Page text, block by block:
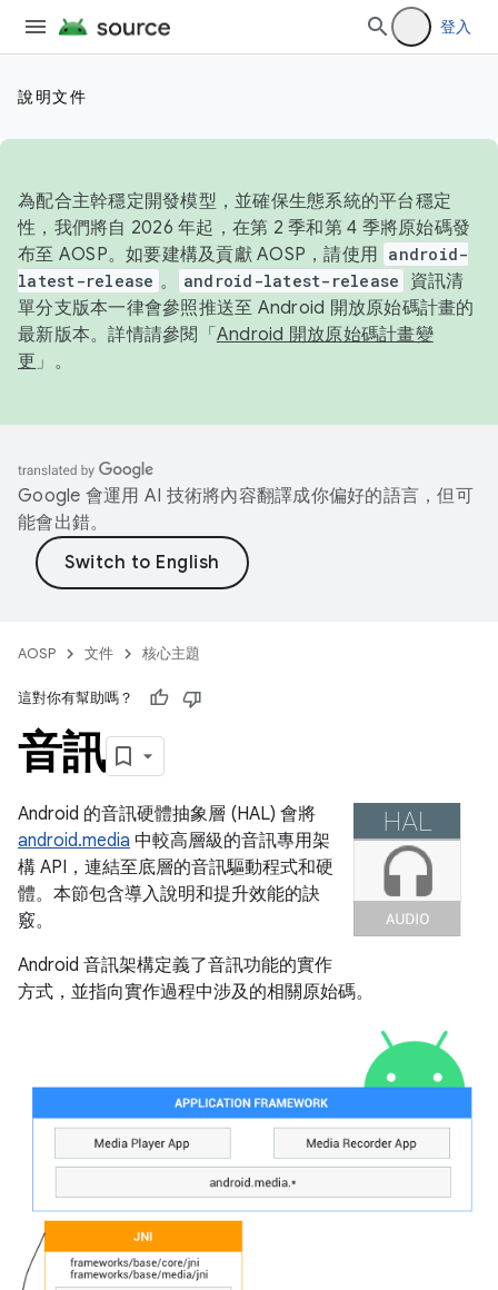
登入
說明文件
為配合主幹穩定開發模型，並確保生態系統的平台穩定
性，我們將自 2026 年起，在第 2 季和第 4 季將原始碼發
布至 AOSP。如要建構及貢獻 AOSP，請使用 android-
latest-release 。 android-latest-release
資訊清
單分支版本一律會參照推送至 Android 開放原始碼計畫的
最新版本。詳情請參閱「 Android 開放原始碼計畫變
更 」。
Google 會運用 AI 技術將內容翻譯成你偏好的語言，但可
能會出錯。
AOSP 文件 核心主題
這對你有幫助嗎？
音訊
Android 的音訊硬體抽象層 (HAL) 會將
android.media 中較高層級的音訊專用架
構 API，連結至底層的音訊驅動程式和硬
體。本節包含導入說明和提升效能的訣
竅。
Android 音訊架構定義了音訊功能的實作
方式，並指向實作過程中涉及的相關原始碼。